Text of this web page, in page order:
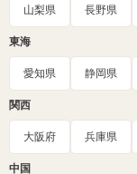
山梨県 長野県
東海
愛知県 静岡県
関西
大阪府 兵庫県
中国